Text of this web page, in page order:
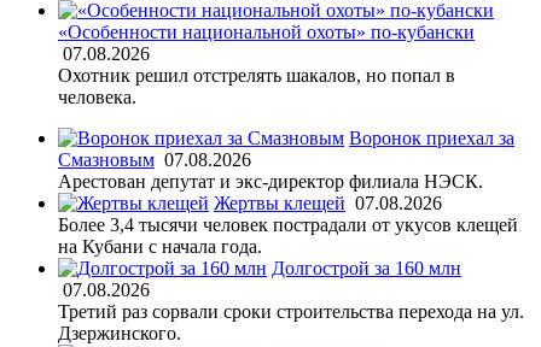
«Особенности национальной охоты» по-кубански
07.08.2026
Охотник решил отстрелять шакалов, но попал в
человека.
Воронок приехал за
Смазновым 07.08.2026
Арестован депутат и экс-директор филиала НЭСК.
Жертвы клещей 07.08.2026
Более 3,4 тысячи человек пострадали от укусов клещей
на Кубани с начала года.
Долгострой за 160 млн
07.08.2026
Третий раз сорвали сроки строительства перехода на ул.
Дзержинского.